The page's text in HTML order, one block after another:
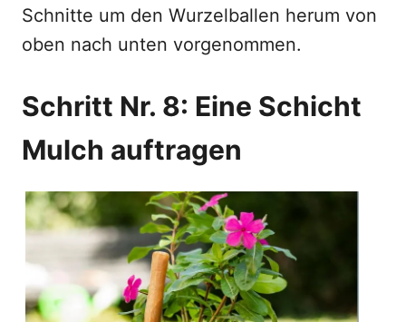
Schnitte um den Wurzelballen herum von
oben nach unten vorgenommen.
Schritt Nr. 8: Eine Schicht
Mulch auftragen